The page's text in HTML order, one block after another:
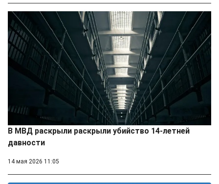
В МВД раскрыли раскрыли убийство 14-летней
давности
14 мая 2026 11:05